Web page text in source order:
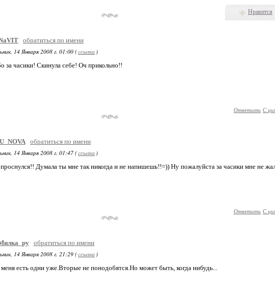
Нравится
обратиться по имени
14 Января 2008 г. 01:00 (ссылка )
за часики! Скинула себе! Оч прикольно!!
Ответить С
обратиться по имени
14 Января 2008 г. 01:47 (ссылка )
Думала ты мне так никогда и не напишешь!!=)) Ну пожалуйста за часики мне не
Ответить С
обратиться по имени
14 Января 2008 г. 21:29 (ссылка )
есть одни уже.Вторые не понодобятся.Но может быть, когда нибудь...